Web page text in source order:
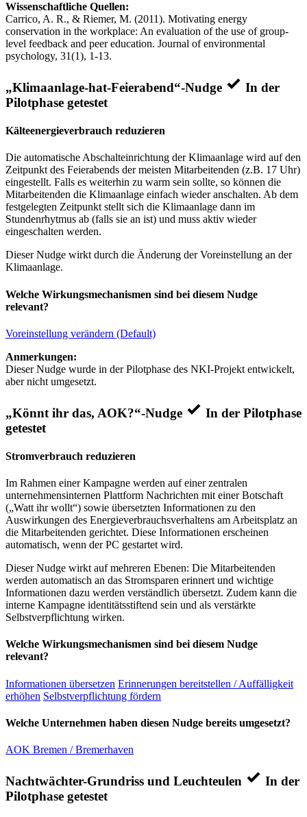
Wissenschaftliche Quellen:
Carrico, A. R., & Riemer, M. (2011). Motivating energy
conservation in the workplace: An evaluation of the use of group-
level feedback and peer education. Journal of environmental
psychology, 31(1), 1-13.
„Klimaanlage-hat-Feierabend“-Nudge
In der
Pilotphase getestet
Kälteenergieverbrauch reduzieren
Die automatische Abschalteinrichtung der Klimaanlage wird auf den
Zeitpunkt des Feierabends der meisten Mitarbeitenden (z.B. 17 Uhr)
eingestellt. Falls es weiterhin zu warm sein sollte, so können die
Mitarbeitenden die Klimaanlage einfach wieder anschalten. Ab dem
festgelegten Zeitpunkt stellt sich die Klimaanlage dann im
Stundenrhytmus ab (falls sie an ist) und muss aktiv wieder
eingeschalten werden.
Dieser Nudge wirkt durch die Änderung der Voreinstellung an der
Klimaanlage.
Welche Wirkungsmechanismen sind bei diesem Nudge
relevant?
Voreinstellung verändern (Default)
Anmerkungen:
Dieser Nudge wurde in der Pilotphase des NKI-Projekt entwickelt,
aber nicht umgesetzt.
„Könnt ihr das, AOK?“-Nudge
In der Pilotphase
getestet
Stromverbrauch reduzieren
Im Rahmen einer Kampagne werden auf einer zentralen
unternehmensinternen Plattform Nachrichten mit einer Botschaft
(„Watt ihr wollt“) sowie übersetzten Informationen zu den
Auswirkungen des Energieverbrauchsverhaltens am Arbeitsplatz an
die Mitarbeitenden gerichtet. Diese Informationen erscheinen
automatisch, wenn der PC gestartet wird.
Dieser Nudge wirkt auf mehreren Ebenen: Die Mitarbeitenden
werden automatisch an das Stromsparen erinnert und wichtige
Informationen dazu werden verständlich übersetzt. Zudem kann die
interne Kampagne identitätsstiftend sein und als verstärkte
Selbstverpflichtung wirken.
Welche Wirkungsmechanismen sind bei diesem Nudge
relevant?
Informationen übersetzen Erinnerungen bereitstellen / Auffälligkeit
erhöhen Selbstverpflichtung fördern
Welche Unternehmen haben diesen Nudge bereits umgesetzt?
AOK Bremen / Bremerhaven
Nachtwächter-Grundriss und Leuchteulen
In der
Pilotphase getestet